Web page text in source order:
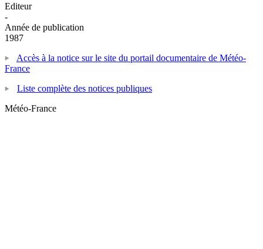
Editeur
-
Année de publication
1987
Accès à la notice sur le site du portail documentaire de Météo-
France
Liste complète des notices publiques
Météo-France